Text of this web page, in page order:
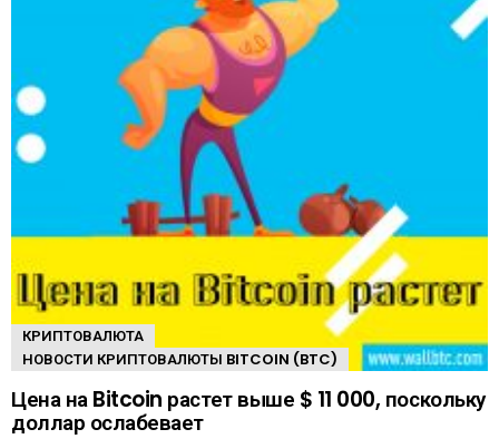
КРИПТОВАЛЮТА
НОВОСТИ КРИПТОВАЛЮТЫ BITCOIN (BTC)
Цена на Bitcoin растет выше $ 11 000, поскольку
доллар ослабевает